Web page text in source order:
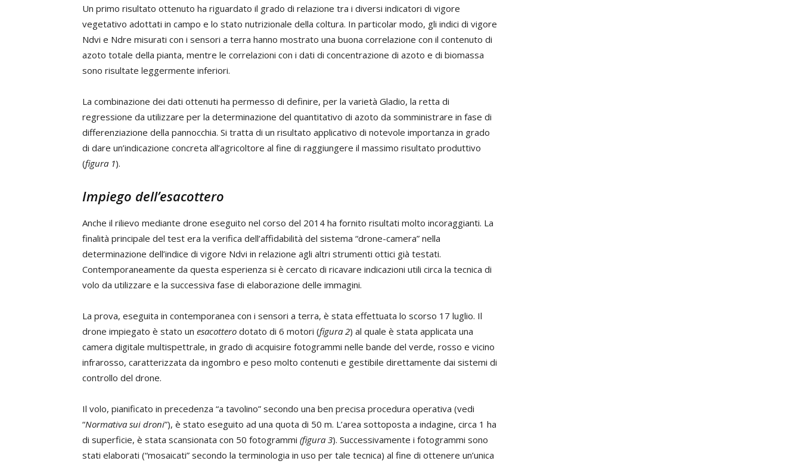
Un primo risultato ottenuto ha riguardato il grado di relazione tra i diversi indicatori di vigore
vegetativo adottati in campo e lo stato nutrizionale della coltura. In particolar modo, gli indici di vigore
Ndvi e Ndre misurati con i sensori a terra hanno mostrato una buona correlazione con il contenuto di
azoto totale della pianta, mentre le correlazioni con i dati di concentrazione di azoto e di biomassa
sono risultate leggermente inferiori.
La combinazione dei dati ottenuti ha permesso di definire, per la varietà Gladio, la retta di
regressione da utilizzare per la determinazione del quantitativo di azoto da somministrare in fase di
differenziazione della pannocchia. Si tratta di un risultato applicativo di notevole importanza in grado
di dare un’indicazione concreta all’agricoltore al fine di raggiungere il massimo risultato produttivo
(figura 1).
Impiego dell’esacottero
Anche il rilievo mediante drone eseguito nel corso del 2014 ha fornito risultati molto incoraggianti. La
finalità principale del test era la verifica dell’affidabilità del sistema “drone-camera” nella
determinazione dell’indice di vigore Ndvi in relazione agli altri strumenti ottici già testati.
Contemporaneamente da questa esperienza si è cercato di ricavare indicazioni utili circa la tecnica di
volo da utilizzare e la successiva fase di elaborazione delle immagini.
La prova, eseguita in contemporanea con i sensori a terra, è stata effettuata lo scorso 17 luglio. Il
drone impiegato è stato un esacottero dotato di 6 motori (figura 2) al quale è stata applicata una
camera digitale multispettrale, in grado di acquisire fotogrammi nelle bande del verde, rosso e vicino
infrarosso, caratterizzata da ingombro e peso molto contenuti e gestibile direttamente dai sistemi di
controllo del drone.
Il volo, pianificato in precedenza “a tavolino” secondo una ben precisa procedura operativa (vedi
“Normativa sui droni”), è stato eseguito ad una quota di 50 m. L’area sottoposta a indagine, circa 1 ha
di superficie, è stata scansionata con 50 fotogrammi (figura 3). Successivamente i fotogrammi sono
stati elaborati (“mosaicati” secondo la terminologia in uso per tale tecnica) al fine di ottenere un’unica